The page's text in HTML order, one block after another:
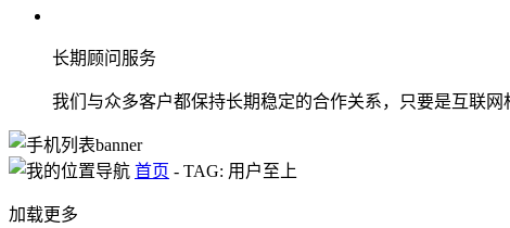
长期顾问服务
我们与众多客户都保持长期稳定的合作关系，只要是互联
首页 - TAG: 用户至上
加载更多